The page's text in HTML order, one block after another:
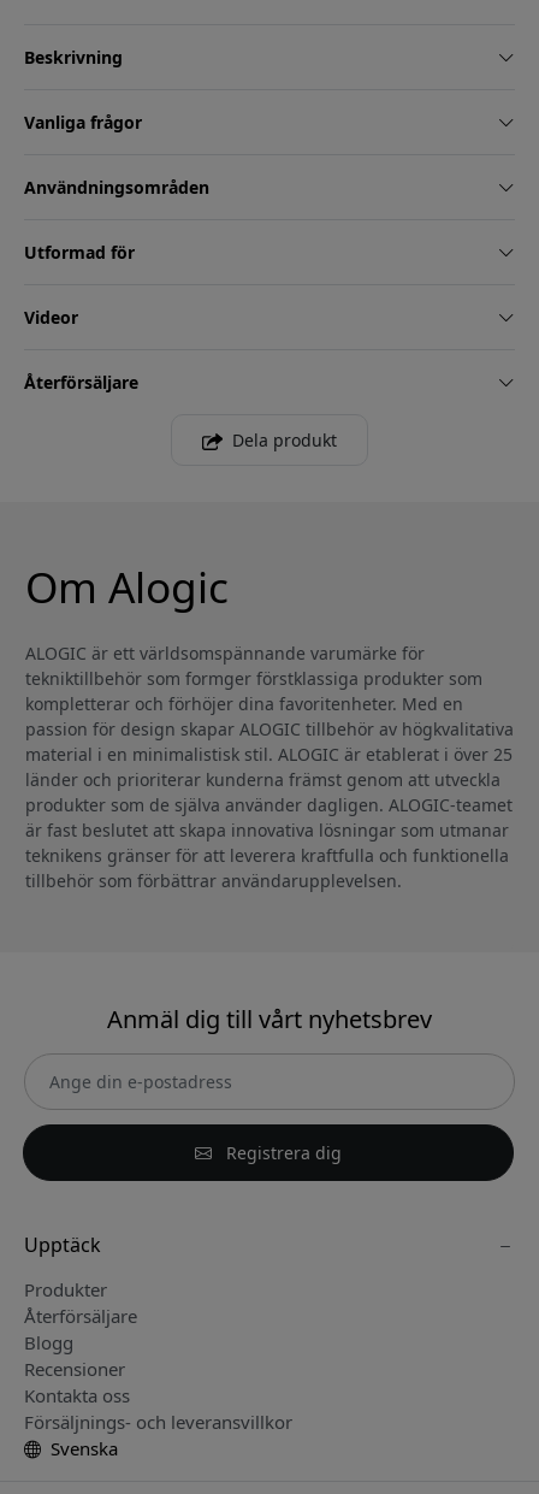
Beskrivning
Vanliga frågor
Användningsområden
Utformad för
Videor
Återförsäljare
Dela produkt
Om Alogic
ALOGIC är ett världsomspännande varumärke för
tekniktillbehör som formger förstklassiga produkter som
kompletterar och förhöjer dina favoritenheter. Med en
passion för design skapar ALOGIC tillbehör av högkvalitativa
material i en minimalistisk stil. ALOGIC är etablerat i över 25
länder och prioriterar kunderna främst genom att utveckla
produkter som de själva använder dagligen. ALOGIC-teamet
är fast beslutet att skapa innovativa lösningar som utmanar
teknikens gränser för att leverera kraftfulla och funktionella
tillbehör som förbättrar användarupplevelsen.
Anmäl dig till vårt nyhetsbrev
Registrera dig
Upptäck
Produkter
Återförsäljare
Blogg
Recensioner
Kontakta oss
Försäljnings- och leveransvillkor
Svenska